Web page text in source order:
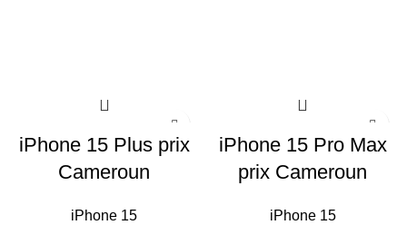
iPhone 15 Plus prix
Cameroun
iPhone 15
iPhone 15 Pro Max
prix Cameroun
iPhone 15